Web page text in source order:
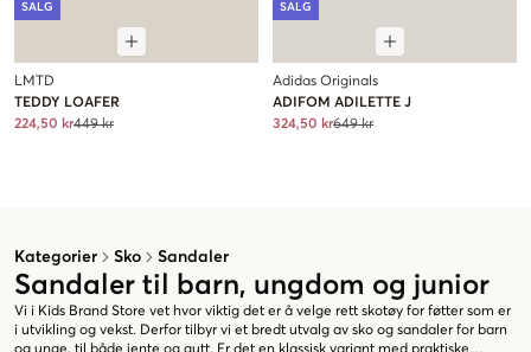
Kategorier Sko Sandaler
Sandaler til barn, ungdom og junior
Vi i Kids Brand Store vet hvor viktig det er å velge rett skotøy for føtter som er
i utvikling og vekst. Derfor tilbyr vi et bredt utvalg av sko og sandaler for barn
SALG
LMTD
TEDDY LOAFER
224,50 kr449 kr
SALG
Adidas Originals
ADIFOM ADILETTE J
324,50 kr649 kr